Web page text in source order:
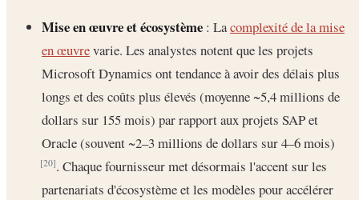
Mise en œuvre et écosystème : Lacomplexité de la mise
en œuvrevarie. Les analystes notent que les projets
Microsoft Dynamics ont tendance à avoir des délais plus
longs et des coûts plus élevés (moyenne ~5,4 millions de
dollars sur 155 mois) par rapport aux projets SAP et
Oracle (souvent ~2–3 millions de dollars sur 4–6 mois)
[20]. Chaque fournisseur met désormais l'accent sur les
partenariats d'écosystème et les modèles pour accélérer